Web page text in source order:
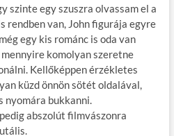
szinte egy szuszra olvassam el a
rendben van, John figurája egyre
egy kis románc is oda van
mennyire komolyan szeretne
Kellőképpen érzékletes
küzd önnön sötét oldalával,
nyomára bukkanni.
abszolút filmvászonra